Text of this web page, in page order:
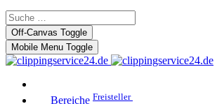
Off-Canvas Toggle
Mobile Menu Toggle
Bereiche Freisteller